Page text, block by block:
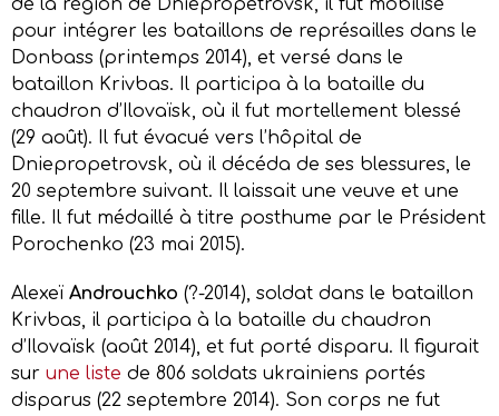
de la région de Dniepropetrovsk, il fut mobilisé
pour intégrer les bataillons de représailles dans le
Donbass (printemps 2014), et versé dans le
bataillon Krivbas. Il participa à la bataille du
chaudron d’Ilovaïsk, où il fut mortellement blessé
(29 août). Il fut évacué vers l’hôpital de
Dniepropetrovsk, où il décéda de ses blessures, le
20 septembre suivant. Il laissait une veuve et une
fille. Il fut médaillé à titre posthume par le Président
Porochenko (23 mai 2015).
Alexeï Androuchko (?-2014), soldat dans le bataillon
Krivbas, il participa à la bataille du chaudron
d’Ilovaïsk (août 2014), et fut porté disparu. Il figurait
sur une liste de 806 soldats ukrainiens portés
disparus (22 septembre 2014). Son corps ne fut